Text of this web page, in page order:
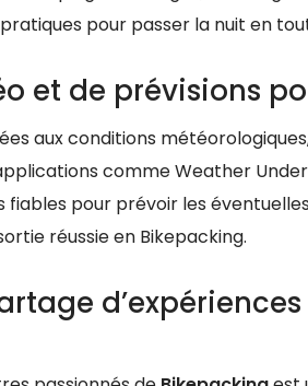
pour passer la nuit en
et de prévisions
aux conditions
comme Weather
pour prévoir les
réussie en Bikepacking.